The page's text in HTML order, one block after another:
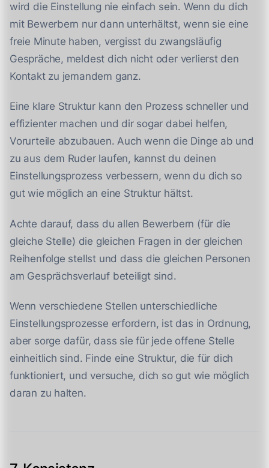
wird die Einstellung nie einfach sein. Wenn du dich
mit Bewerbern nur dann unterhältst, wenn sie eine
freie Minute haben, vergisst du zwangsläufig
Gespräche, meldest dich nicht oder verlierst den
Kontakt zu jemandem ganz.
Eine klare Struktur kann den Prozess schneller und
effizienter machen und dir sogar dabei helfen,
Vorurteile abzubauen. Auch wenn die Dinge ab und
zu aus dem Ruder laufen, kannst du deinen
Einstellungsprozess verbessern, wenn du dich so
gut wie möglich an eine Struktur hältst.
Achte darauf, dass du allen Bewerbern (für die
gleiche Stelle) die gleichen Fragen in der gleichen
Reihenfolge stellst und dass die gleichen Personen
am Gesprächsverlauf beteiligt sind.
Wenn verschiedene Stellen unterschiedliche
Einstellungsprozesse erfordern, ist das in Ordnung,
aber sorge dafür, dass sie für jede offene Stelle
einheitlich sind. Finde eine Struktur, die für dich
funktioniert, und versuche, dich so gut wie möglich
daran zu halten.